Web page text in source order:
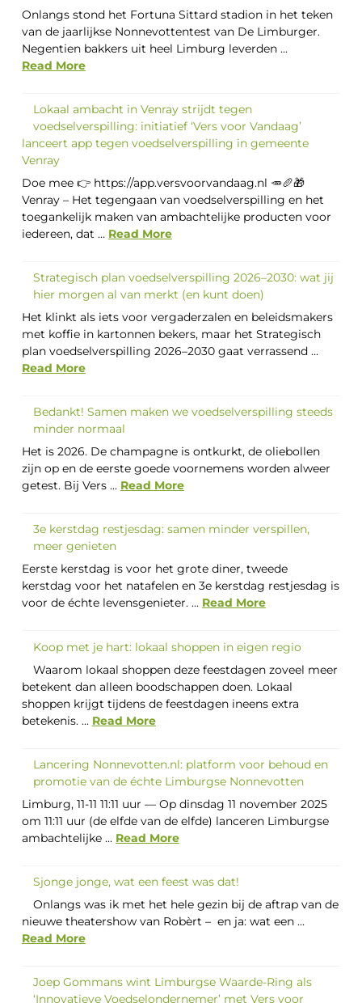
Onlangs stond het Fortuna Sittard stadion in het teken
van de jaarlijkse Nonnevottentest van De Limburger.
Negentien bakkers uit heel Limburg leverden ...
Read More
Lokaal ambacht in Venray strijdt tegen
voedselverspilling: initiatief ‘Vers voor Vandaag’
lanceert app tegen voedselverspilling in gemeente
Venray
Doe mee 👉 https://app.versvoorvandaag.nl 🥕🥖🎁
Venray – Het tegengaan van voedselverspilling en het
toegankelijk maken van ambachtelijke producten voor
iedereen, dat ... Read More
Strategisch plan voedselverspilling 2026–2030: wat jij
hier morgen al van merkt (en kunt doen)
Het klinkt als iets voor vergaderzalen en beleidsmakers
met koffie in kartonnen bekers, maar het Strategisch
plan voedselverspilling 2026–2030 gaat verrassend ...
Read More
Bedankt! Samen maken we voedselverspilling steeds
minder normaal
Het is 2026. De champagne is ontkurkt, de oliebollen
zijn op en de eerste goede voornemens worden alweer
getest. Bij Vers ... Read More
3e kerstdag restjesdag: samen minder verspillen,
meer genieten
Eerste kerstdag is voor het grote diner, tweede
kerstdag voor het natafelen en 3e kerstdag restjesdag is
voor de échte levensgenieter. ... Read More
Koop met je hart: lokaal shoppen in eigen regio
Waarom lokaal shoppen deze feestdagen zoveel meer
betekent dan alleen boodschappen doen. Lokaal
shoppen krijgt tijdens de feestdagen ineens extra
betekenis. ... Read More
Lancering Nonnevotten.nl: platform voor behoud en
promotie van de échte Limburgse Nonnevotten
Limburg, 11-11 11:11 uur — Op dinsdag 11 november 2025
om 11:11 uur (de elfde van de elfde) lanceren Limburgse
ambachtelijke ... Read More
Sjonge jonge, wat een feest was dat!
Onlangs was ik met het hele gezin bij de aftrap van de
nieuwe theatershow van Robèrt – en ja: wat een ...
Read More
Joep Gommans wint Limburgse Waarde-Ring als
‘Innovatieve Voedselondernemer’ met Vers voor